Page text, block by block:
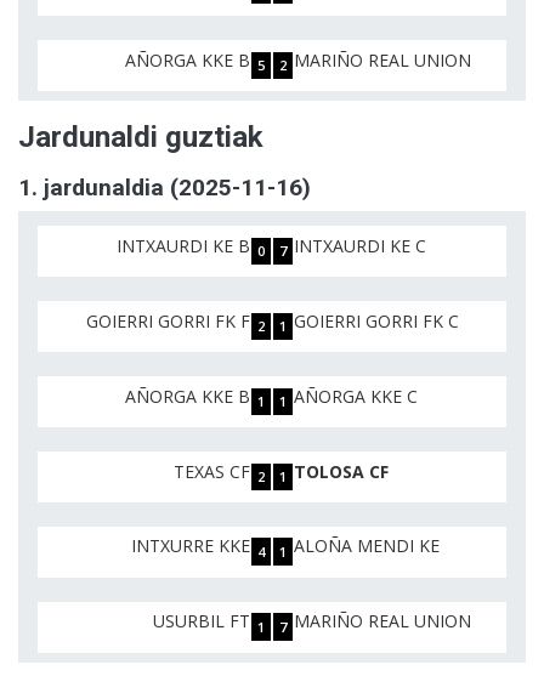
AÑORGA KKE B 5 2 MARIÑO REAL UNION
Jardunaldi guztiak
1. jardunaldia (2025-11-16)
INTXAURDI KE B 0 7 INTXAURDI KE C
GOIERRI GORRI FK F 2 1 GOIERRI GORRI FK C
AÑORGA KKE B 1 1 AÑORGA KKE C
TEXAS CF 2 1 TOLOSA CF
INTXURRE KKE 4 1 ALOÑA MENDI KE
USURBIL FT 1 7 MARIÑO REAL UNION